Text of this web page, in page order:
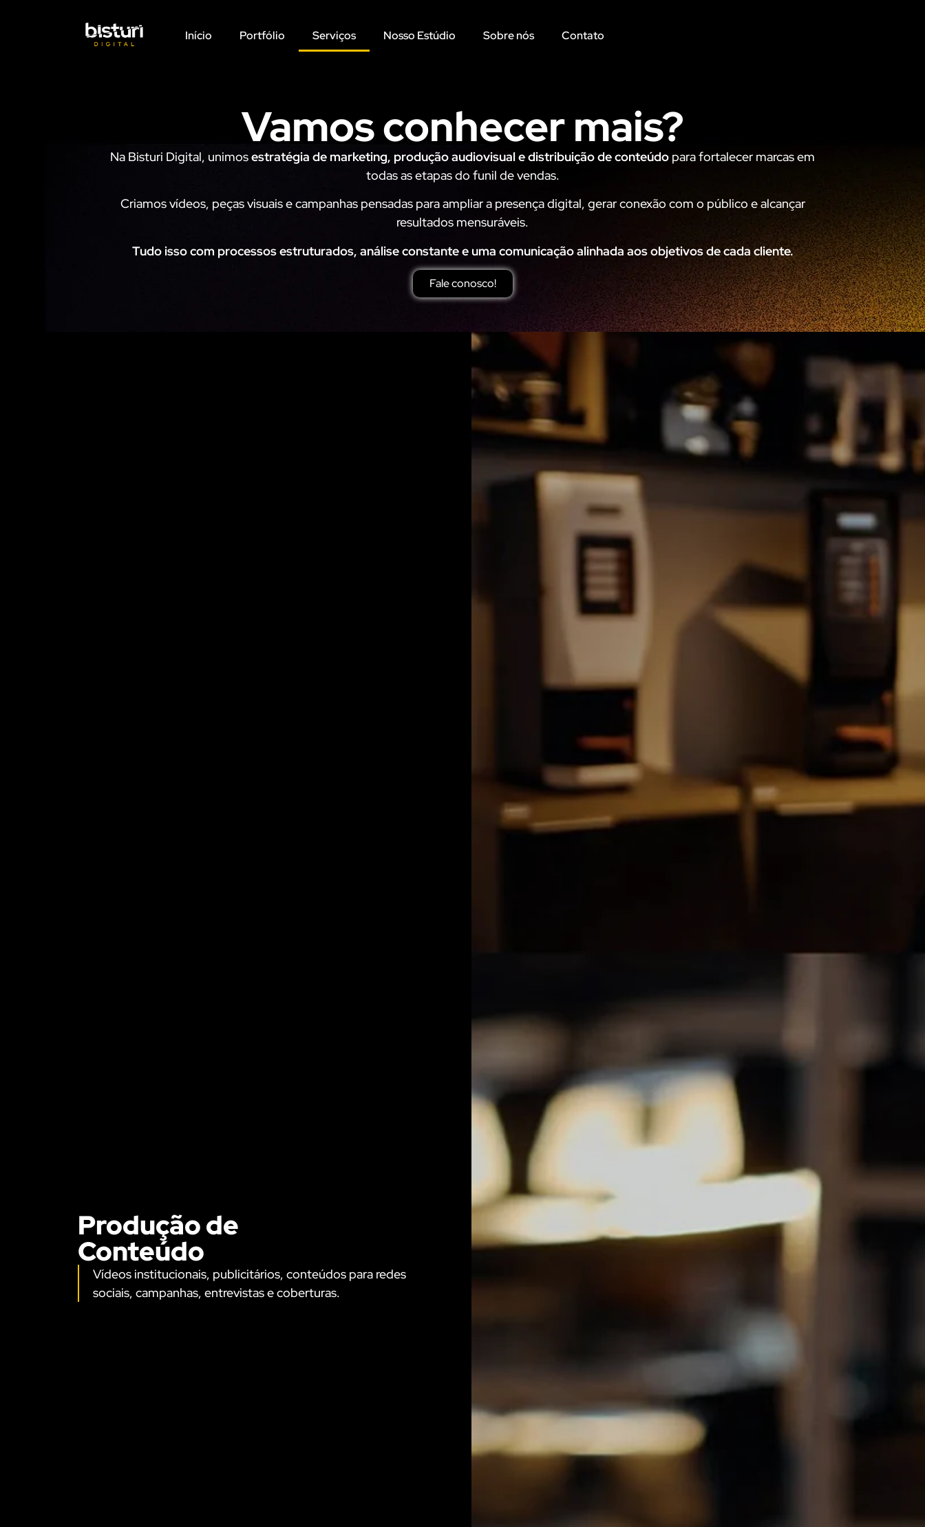
Início Portfólio Serviços Nosso Estúdio Sobre nós Contato
Vamos conhecer mais?
Na Bisturi Digital, unimosestratégia de marketing, produção audiovisual e distribuição de conteúdo para fortalecer marcas em
todas as etapas do funil de vendas.
Criamos vídeos, peças visuais e campanhas pensadas para ampliar a presença digital, gerar conexão com o público e alcançar
resultados mensuráveis.
Tudo isso com processos estruturados, análise constante e uma comunicação alinhada aos objetivos de cada cliente.
Fale conosco!
Produção de
Conteúdo
Vídeos institucionais, publicitários, conteúdos para redes
sociais, campanhas, entrevistas e coberturas.